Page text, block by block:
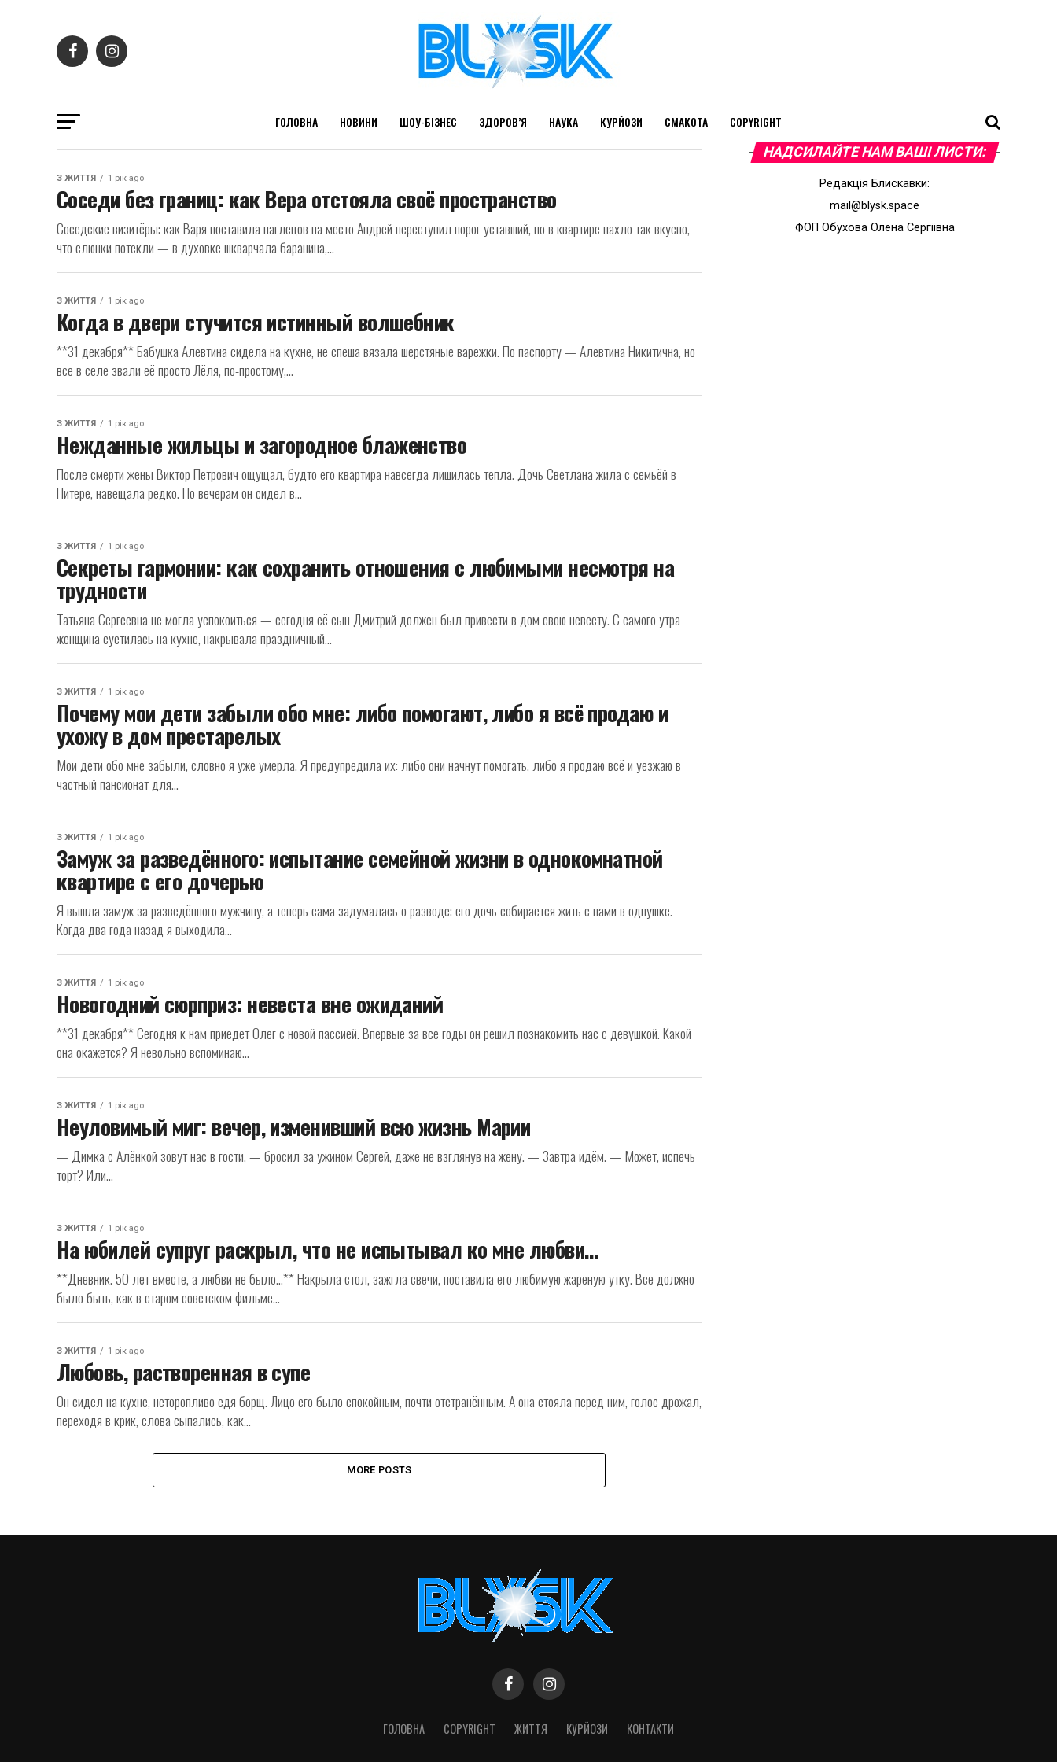
ГОЛОВНА НОВИНИ ШОУ-БІЗНЕС ЗДОРОВ’Я НАУКА КУРЙОЗИ СМАКОТА COPYRIGHT
З ЖИТТЯ 1 рік ago
Соседи без границ: как Вера отстояла своё пространство
Соседские визитёры: как Варя поставила наглецов на место Андрей переступил порог уставший, но в квартире пахло так вкусно,
что слюнки потекли — в духовке шкварчала баранина,...
З ЖИТТЯ 1 рік ago
Когда в двери стучится истинный волшебник
**31 декабря** Бабушка Алевтина сидела на кухне, не спеша вязала шерстяные варежки. По паспорту — Алевтина Никитична, но
все в селе звали её просто Лёля, по-простому,...
З ЖИТТЯ 1 рік ago
Нежданные жильцы и загородное блаженство
После смерти жены Виктор Петрович ощущал, будто его квартира навсегда лишилась тепла. Дочь Светлана жила с семьёй в
Питере, навещала редко. По вечерам он сидел в...
З ЖИТТЯ 1 рік ago
Секреты гармонии: как сохранить отношения с любимыми несмотря на
трудности
Татьяна Сергеевна не могла успокоиться — сегодня её сын Дмитрий должен был привести в дом свою невесту. С самого утра
женщина суетилась на кухне, накрывала праздничный...
З ЖИТТЯ 1 рік ago
Почему мои дети забыли обо мне: либо помогают, либо я всё продаю и
ухожу в дом престарелых
Мои дети обо мне забыли, словно я уже умерла. Я предупредила их: либо они начнут помогать, либо я продаю всё и уезжаю в
частный пансионат для...
З ЖИТТЯ 1 рік ago
Замуж за разведённого: испытание семейной жизни в однокомнатной
квартире с его дочерью
Я вышла замуж за разведённого мужчину, а теперь сама задумалась о разводе: его дочь собирается жить с нами в однушке.
Когда два года назад я выходила...
З ЖИТТЯ 1 рік ago
Новогодний сюрприз: невеста вне ожиданий
**31 декабря** Сегодня к нам приедет Олег с новой пассией. Впервые за все годы он решил познакомить нас с девушкой. Какой
она окажется? Я невольно вспоминаю...
З ЖИТТЯ 1 рік ago
Неуловимый миг: вечер, изменивший всю жизнь Марии
— Димка с Алёнкой зовут нас в гости, — бросил за ужином Сергей, даже не взглянув на жену. — Завтра идём. — Может, испечь
торт? Или...
З ЖИТТЯ 1 рік ago
На юбилей супруг раскрыл, что не испытывал ко мне любви…
**Дневник. 50 лет вместе, а любви не было…** Накрыла стол, зажгла свечи, поставила его любимую жареную утку. Всё должно
было быть, как в старом советском фильме...
З ЖИТТЯ 1 рік ago
Любовь, растворенная в супе
Он сидел на кухне, неторопливо едя борщ. Лицо его было спокойным, почти отстранённым. А она стояла перед ним, голос дрожал,
переходя в крик, слова сыпались, как...
MORE POSTS
НАДСИЛАЙТЕ НАМ ВАШI ЛИСТИ:
Редакцiя Блискавки:
mail@blysk.space
ФОП Обухова Олена Сергiiвна
ГОЛОВНА COPYRIGHT ЖИТТЯ КУРЙОЗИ КОНТАКТИ